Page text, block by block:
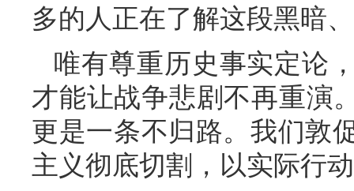
多的人正在了解这段黑暗
唯有尊重历史事实定论
才能让战争悲剧不再重演
更是一条不归路。我们敦
主义彻底切割，以实际行